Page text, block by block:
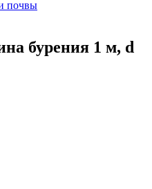
почвы
бурения 1 м, d